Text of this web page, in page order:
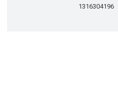
1316304196